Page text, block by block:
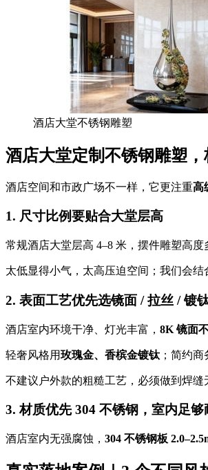
酒店大堂不锈钢雕塑
酒店大堂定制不锈钢雕塑
酒店空间和市政广场不一样，它更注重高
1. 尺寸比例要贴合大堂层高
常规酒店大堂层高 4–8 米，摆件雕塑高度
太低显得小气，太高压迫空间；我们会
2. 表面工艺优先选镜面 / 拉丝 / 镀
酒店室内环境干净、灯光丰富， 8K 镜面
轻奢风格用玫瑰金、香槟金镀钛 ；简约商
不建议户外款的粗糙工艺，必须做到焊缝
3. 材质优先 304 不锈钢，室内足够
酒店室内无强腐蚀， 304 不锈钢板